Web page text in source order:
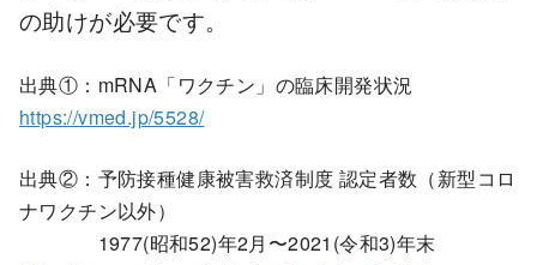
の助けが必要です。
出典①：mRNA「ワクチン」の臨床開発状況
https://vmed.jp/5528/
出典②：予防接種健康被害救済制度 認定者数（新型コロ
ナワクチン以外）
1977(昭和52)年2月〜2021(令和3)年末